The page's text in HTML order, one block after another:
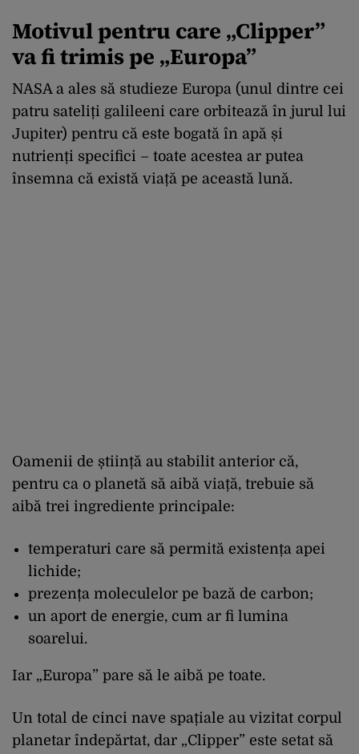
Motivul pentru care „Clipper”
va fi trimis pe „Europa”
NASA a ales să studieze Europa (unul dintre cei
patru sateliți galileeni care orbitează în jurul lui
Jupiter) pentru că este bogată în apă și
nutrienți specifici – toate acestea ar putea
însemna că există viață pe această lună.
Oamenii de știință au stabilit anterior că,
pentru ca o planetă să aibă viață, trebuie să
aibă trei ingrediente principale:
temperaturi care să permită existența apei
lichide;
prezența moleculelor pe bază de carbon;
un aport de energie, cum ar fi lumina
soarelui.
Iar „Europa” pare să le aibă pe toate.
Un total de cinci nave spațiale au vizitat corpul
planetar îndepărtat, dar „Clipper” este setat să